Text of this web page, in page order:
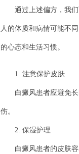
通过上述偏方，我们
人的体质和病情可能不
的心态和生活习惯。
1. 注意保护皮肤
白癜风患者应避免长
伤。
2. 保湿护理
白癜风患者的皮肤容